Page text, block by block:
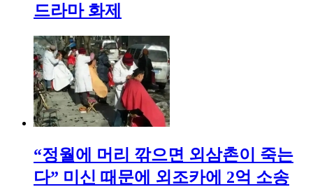
드라마 화제
“정월에 머리 깎으면 외삼촌이 죽는
다” 미신 때문에 외조카에 2억 소송